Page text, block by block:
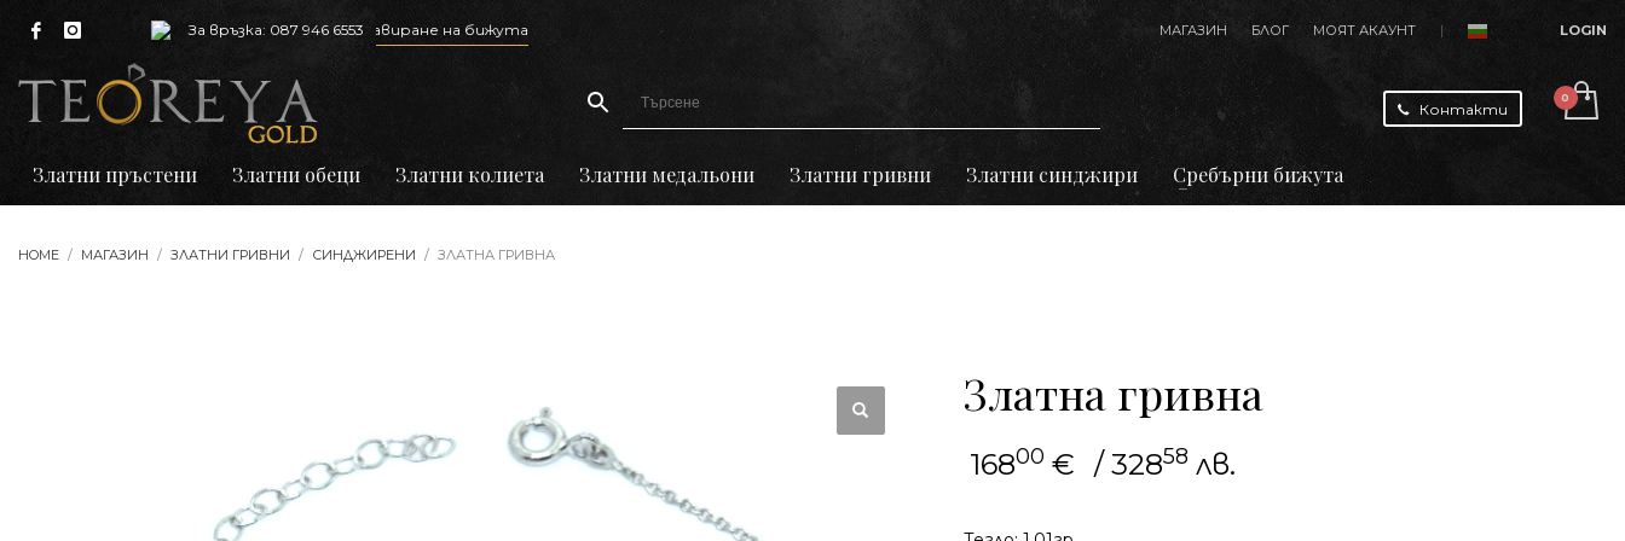
За връзка: 087 946 6553
ремонт, почистване и гравиране на бижута МАГАЗИН БЛОГ МОЯТ АКАУНТ | LOGIN
Контакти
Златни пръстени Златни обеци Златни колиета Златни медальони Златни гривни Златни синджири Сребърни бижута
HOME МАГАЗИН ЗЛАТНИ ГРИВНИ СИНДЖИРЕНИ ЗЛАТНА ГРИВНА
Златна гривна
16800 € / 32858 лв.